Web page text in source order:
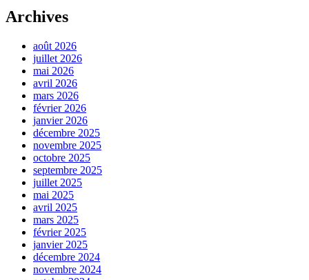
Archives
août 2026
juillet 2026
mai 2026
avril 2026
mars 2026
février 2026
janvier 2026
décembre 2025
novembre 2025
octobre 2025
septembre 2025
juillet 2025
mai 2025
avril 2025
mars 2025
février 2025
janvier 2025
décembre 2024
novembre 2024